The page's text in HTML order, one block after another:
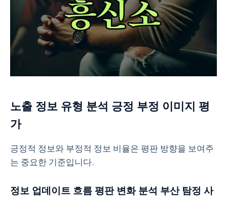
노출 정보 유형 분석 긍정 부정 이미지 평
가
긍정적 정보와 부정적 정보 비율은 평판 방향을 보여주
는 중요한 기준입니다.
정보 업데이트 흐름 평판 변화 분석 부산 탐정 사